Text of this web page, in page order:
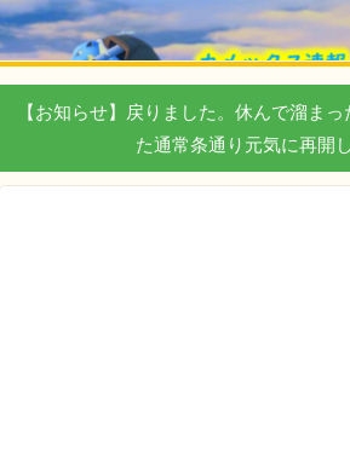
【お知らせ】戻りました。休んで溜ま
た通常条通り元気に再開し